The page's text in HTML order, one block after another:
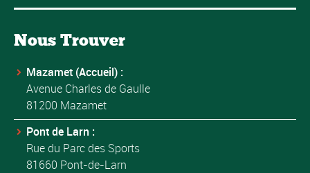
Nous Trouver
Mazamet (Accueil) :
Avenue Charles de Gaulle
81200 Mazamet
Pont de Larn :
Rue du Parc des Sports
81660 Pont-de-Larn